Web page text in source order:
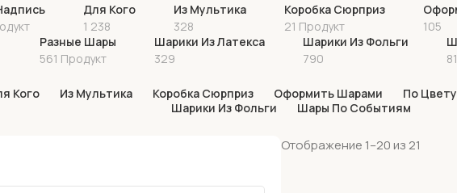
Для Кого
1 238
Из Мультика
328
Коробка Сюрприз
21 Продукт
105
Разные Шары
561 Продукт
Шарики Из Латекса
329
Шарики Из Фольги
790
Кого Из Мультика Коробка Сюрприз Оформить Шарами По Цвету
Шарики Из Фольги
Шары По Событиям
Отображение 1–20 из 21